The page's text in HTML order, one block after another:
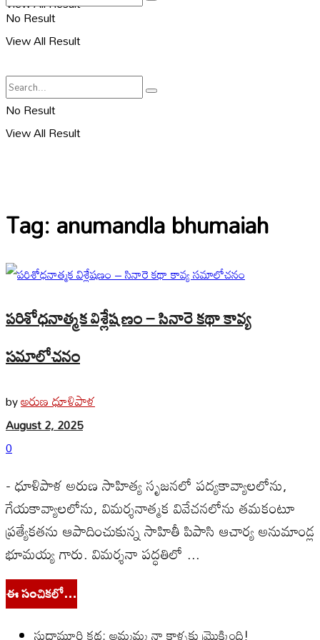
No Result
View All Result
No Result
View All Result
Tag:anumandla bhumaiah
పరిశోధనాత్మక విశ్లేషణం – సినారె కథా కావ్య
సమాలోచనం
byఅరుణ ధూళిపాళ
August 2, 2025
0
- ధూళిపాళ అరుణ సాహిత్య సృజనలో పద్యకావ్యాలలోను,
గేయకావ్యాలలోను, విమర్శనాత్మక వివేచనలోను తమకంటూ
ప్రత్యేకతను ఆపాదించుకున్న సాహితీ పిపాసి ఆచార్య అనుమాండ్ల
భూమయ్య గారు. విమర్శనా పద్ధతిలో ...
ఈ సంచికలో…